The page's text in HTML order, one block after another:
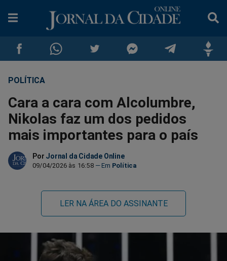
Compartilhar
no
Facebook
Compartilhar
no
Whatsapp
no
Twitter
no
Messenger
no
TelegramGettr
POLÍTICA
Cara a cara com Alcolumbre,
Nikolas faz um dos pedidos
mais importantes para o país
Por Jornal da Cidade Online
09/04/2026 às 16:58 Política
LER NA ÁREA DO ASSINANTE